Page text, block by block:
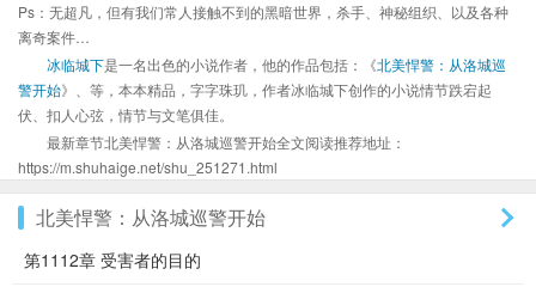
Ps：无超凡，但有我们常人接触不到的黑暗世界，杀手、神秘组织、以及各种
离奇案件…
冰临城下是一名出色的小说作者，他的作品包括：《北美悍警：从洛城巡
警开始》、等，本本精品，字字珠玑，作者冰临城下创作的小说情节跌宕起
伏、扣人心弦，情节与文笔俱佳。
最新章节北美悍警：从洛城巡警开始全文阅读推荐地址：
https://m.shuhaige.net/shu_251271.html
北美悍警：从洛城巡警开始
第1112章 受害者的目的